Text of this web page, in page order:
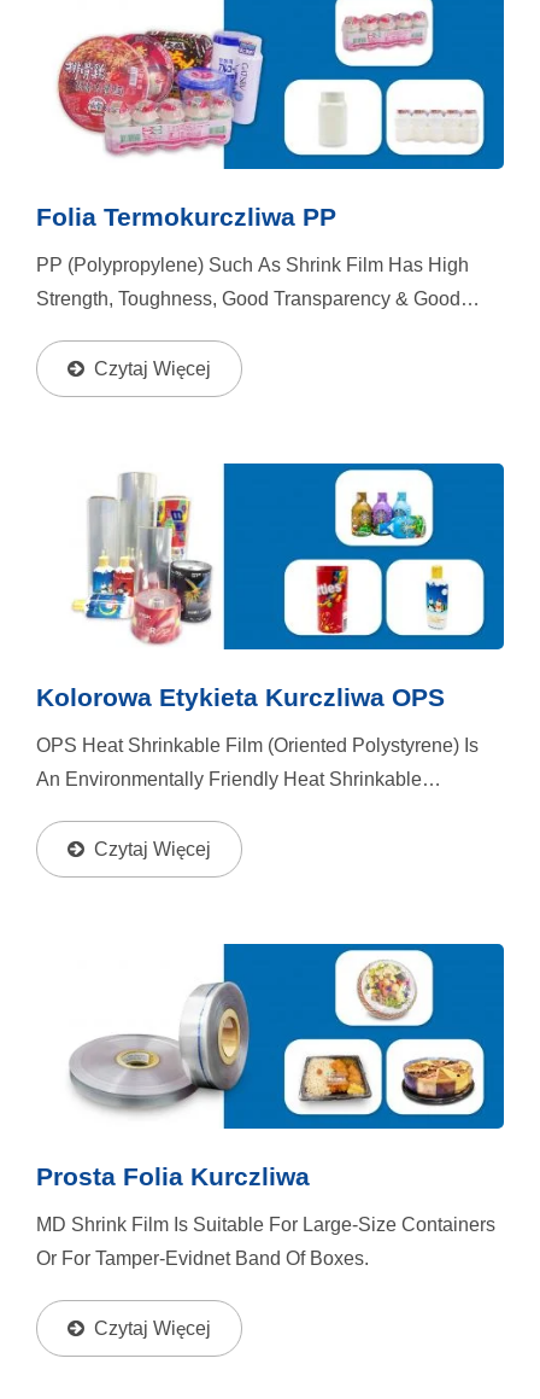
Folia Termokurczliwa PP
PP (polypropylene) Such As Shrink Film Has High
Strength, Toughness, Good Transparency & Good
High Temperature.
Czytaj Więcej
Kolorowa Etykieta Kurczliwa OPS
OPS Heat Shrinkable Film (oriented Polystyrene) Is
An Environmentally Friendly Heat Shrinkable
Rigidity, Stable Shape, And Good Gloss And
Transparency.
Czytaj Więcej
Prosta Folia Kurczliwa
MD Shrink Film Is Suitable For Large-Size Containers
Or For Tamper-Evidnet Band Of Boxes.
Czytaj Więcej